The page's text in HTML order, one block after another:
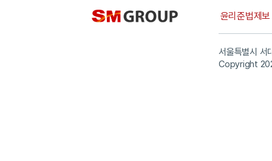
윤리준법제
서울특별시 서
Copyright